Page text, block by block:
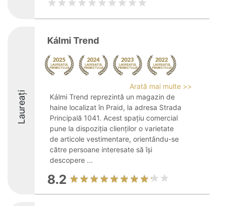
Laureați
Kálmi Trend
Arată mai multe >>
Kálmi Trend reprezintă un magazin de
haine localizat în Praid, la adresa Strada
Principală 1041. Acest spațiu comercial
pune la dispoziția clienților o varietate
de articole vestimentare, orientându-se
către persoane interesate să își
descopere ...
8.2